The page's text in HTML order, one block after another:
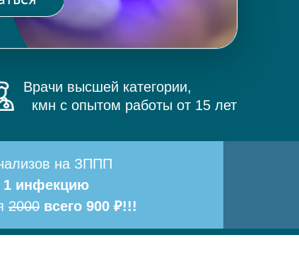
Врачи высшей категории,
кмн с опытом работы от 15 лет
на ЗППП
1 инфекцию
2000 всего 900 ₽!!!